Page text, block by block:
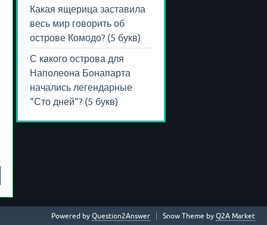
Какая ящерица заставила
весь мир говорить об
острове Комодо? (5 букв)
С какого острова для
Наполеона Бонапарта
начались легендарные
"Сто дней"? (5 букв)
Snow Theme by Q2A Market
Powered by Question2Answer